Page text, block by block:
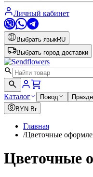
Личный кабинет
Выбрать языкRU
Выбрать город доставки
Каталог Повод
BYN Br
Главная
/Цветочные
Цветочные